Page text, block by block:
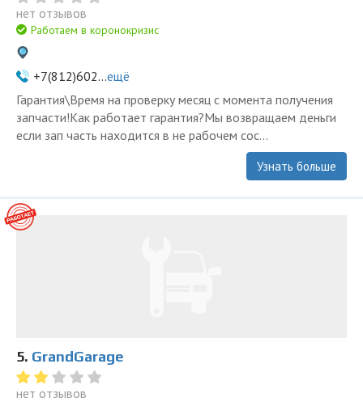
нет отзывов
Работаем в коронокризис
+7(812)602...ещё
Гарантия\Время на проверку месяц с момента получения
запчасти!Как работает гарантия?Мы возвращаем деньги
если зап часть находится в не рабочем сос...
Узнать больше
5. GrandGarage
нет отзывов